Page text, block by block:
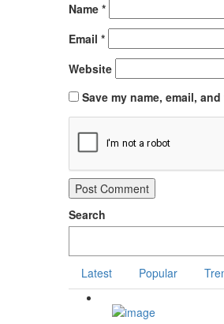
Name *
Email *
Website
Save my name, email,
Search
Latest
Popular